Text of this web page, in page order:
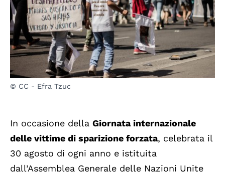
© CC - Efra Tzuc
In occasione della Giornata internazionale
delle vittime di sparizione forzata, celebrata il
30 agosto di ogni anno e istituita
dall’Assemblea Generale delle Nazioni Unite